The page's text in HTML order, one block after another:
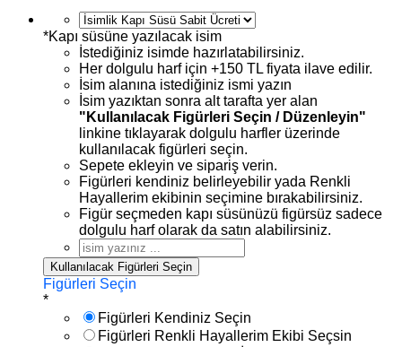
*Kapı süsüne yazılacak isim
İstediğiniz isimde hazırlatabilirsiniz.
Her dolgulu harf için +150 TL fiyata ilave edilir.
İsim alanına istediğiniz ismi yazın
İsim yazıktan sonra alt tarafta yer alan
"Kullanılacak Figürleri Seçin / Düzenleyin"
linkine tıklayarak dolgulu harfler üzerinde
kullanılacak figürleri seçin.
Sepete ekleyin ve sipariş verin.
Figürleri kendiniz belirleyebilir yada Renkli
Hayallerim ekibinin seçimine bırakabilirsiniz.
Figür seçmeden kapı süsünüzü figürsüz sadece
dolgulu harf olarak da satın alabilirsiniz.
Kullanılacak Figürleri Seçin
Figürleri Seçin
*
Figürleri Kendiniz Seçin
Figürleri Renkli Hayallerim Ekibi Seçsin